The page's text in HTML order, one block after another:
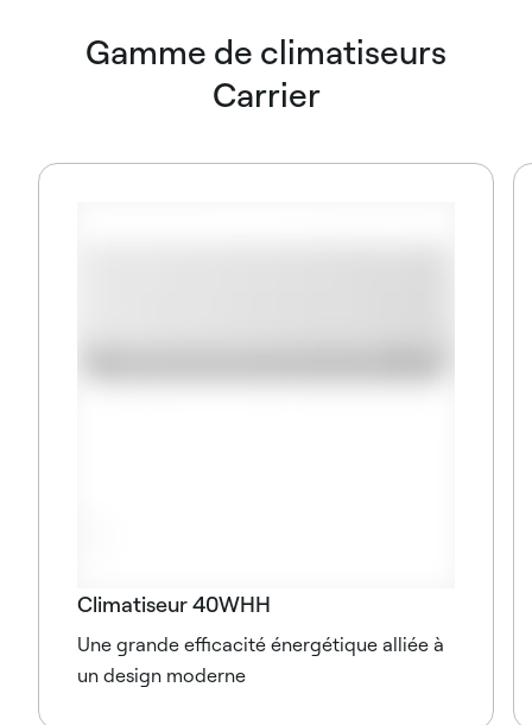
Gamme de climatiseurs
Carrier
Climatiseur 40WHH
Une grande efficacité énergétique alliée à
un design moderne